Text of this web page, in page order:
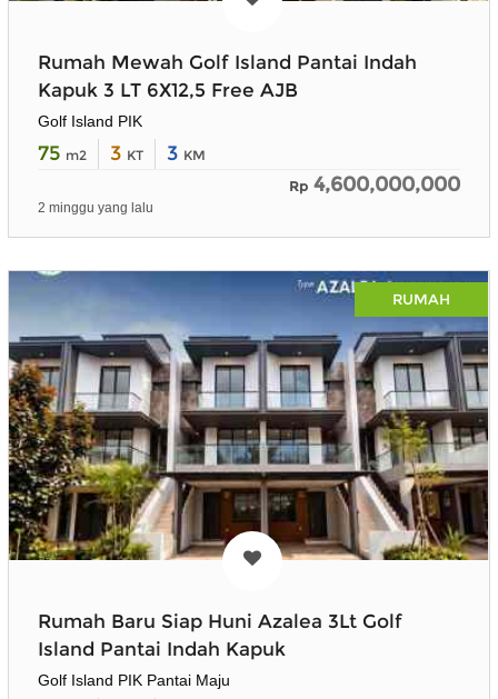
Rumah Mewah Golf Island Pantai Indah
Kapuk 3 LT 6X12,5 Free AJB
Golf Island PIK
75 m2 3 KT 3 KM
Rp 4,600,000,000
2 minggu yang lalu
RUMAH
Rumah Baru Siap Huni Azalea 3Lt Golf
Island Pantai Indah Kapuk
Golf Island PIK Pantai Maju